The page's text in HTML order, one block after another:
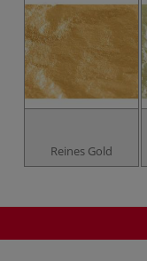
Reines Gold